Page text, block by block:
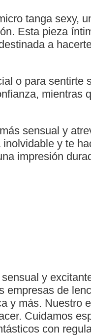
tanga sexy,
Esta pieza
a
o para sentirte
mientras
sensual y
y te
impresión
y
de
y más. Nuestro
Cuidamos
con